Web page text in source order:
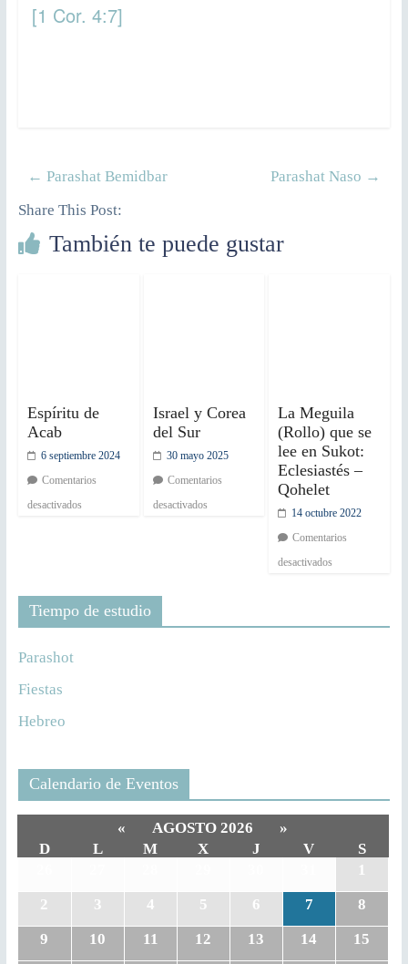
[1 Cor. 4:7]
← Parashat Bemidbar Parashat Naso →
Share This Post:
También te puede gustar
Espíritu de
Acab
6 septiembre 2024
Comentarios
desactivados
Israel y Corea
del Sur
30 mayo 2025
Comentarios
desactivados
La Meguila
(Rollo) que se
lee en Sukot:
Eclesiastés –
Qohelet
14 octubre 2022
Comentarios
desactivados
Tiempo de estudio
Parashot
Fiestas
Hebreo
Calendario de Eventos
« AGOSTO 2026
»
D
L M X J V
S
1
2
3 4 5 6 7
8
9
10 11 12 13 14
15